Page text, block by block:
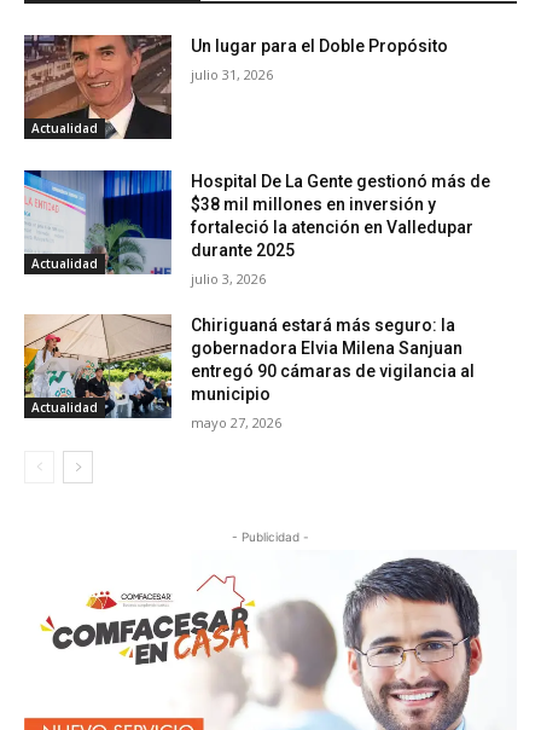
Actualidad
Un lugar para el Doble Propósito
julio 31, 2026
Actualidad
Hospital De La Gente gestionó más de
$38 mil millones en inversión y
fortaleció la atención en Valledupar
durante 2025
julio 3, 2026
Actualidad
Chiriguaná estará más seguro: la
gobernadora Elvia Milena Sanjuan
entregó 90 cámaras de vigilancia al
municipio
mayo 27, 2026
- Publicidad -